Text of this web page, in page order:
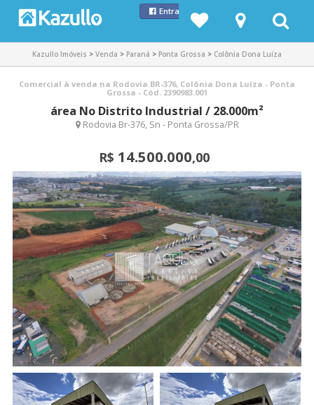
Entrar com Facebook
Kazullo Imóveis > Venda > Paraná > Ponta Grossa > Colônia Dona Luíza
Comercial à venda na Rodovia BR-376, Colônia Dona Luíza - Ponta
Grossa - Cód. 2390983.001
área No Distrito Industrial / 28.000m²
Rodovia Br-376, Sn - Ponta Grossa/PR
R$ 14.500.000,00